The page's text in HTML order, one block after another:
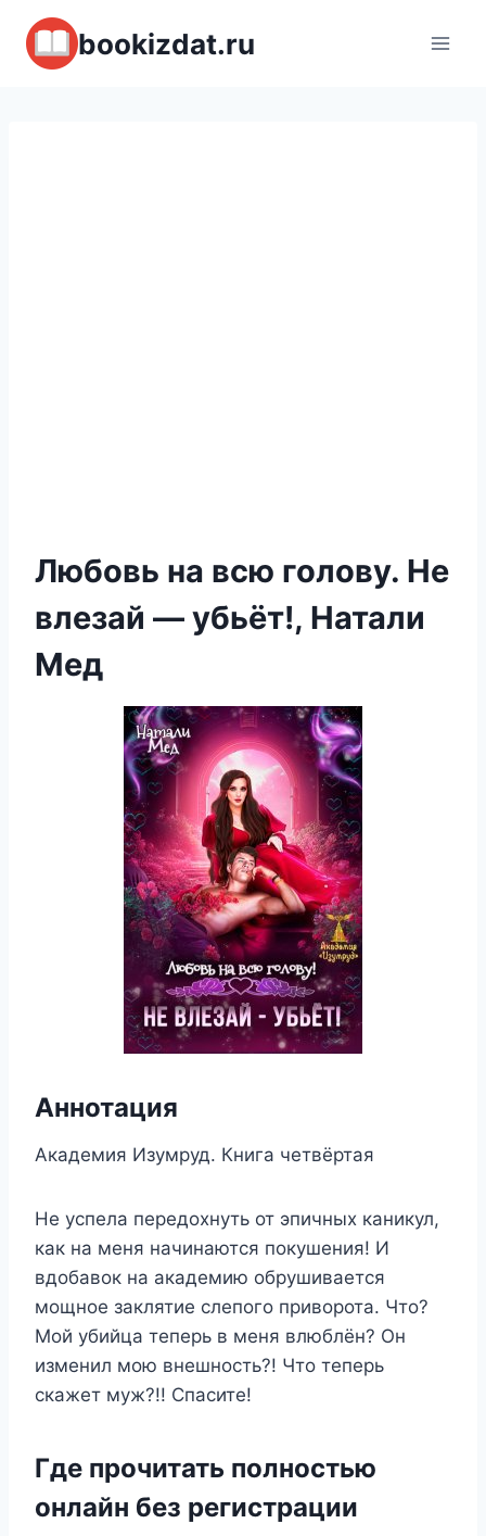
Перейти
содержимому
bookizdat.ru
Любовь на всю голову. Не
влезай — убьёт!, Натали
Мед
Аннотация
Академия Изумруд. Книга четвёртая
Не успела передохнуть от эпичных каникул,
как на меня начинаются покушения! И
вдобавок на академию обрушивается
мощное заклятие слепого приворота. Что?
Мой убийца теперь в меня влюблён? Он
изменил мою внешность?! Что теперь
скажет муж?!! Спасите!
Где прочитать полностью
онлайн без регистрации